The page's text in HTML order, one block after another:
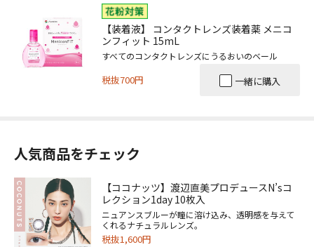
【装着液】 コンタクトレンズ装着薬 メニコ
ンフィット 15mL
すべてのコンタクトレンズにうるおいのベール
税抜700円 一緒に購入
人気商品をチェック
【ココナッツ】渡辺直美プロデュースN’sコ
レクション1day 10枚入
ニュアンスブルーが瞳に溶け込み、透明感を与えて
くれるナチュラルレンズ。
税抜1,600円